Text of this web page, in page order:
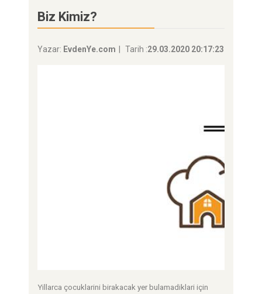
Biz Kimiz?
Yazar: EvdenYe.com Tarih :29.03.2020 20:17:23
Yillarca çocuklarini birakacak yer bulamadiklari için